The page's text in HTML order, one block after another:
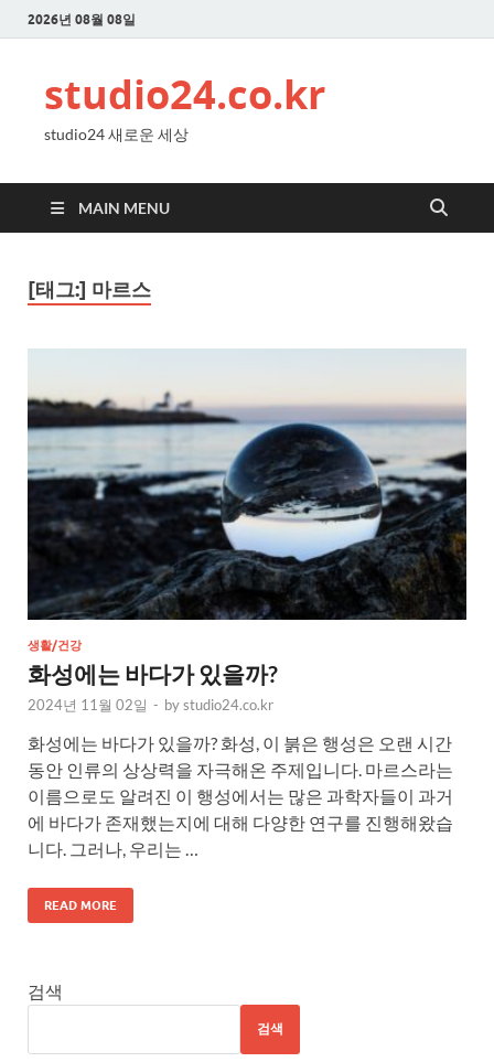
2026년 08월 08일
studio24.co.kr
studio24 새로운 세상
MAIN MENU
[태그:] 마르스
생활/건강
화성에는 바다가 있을까?
2024년 11월 02일 - bystudio24.co.kr
화성에는 바다가 있을까? 화성, 이 붉은 행성은 오랜 시간
동안 인류의 상상력을 자극해온 주제입니다. 마르스라는
이름으로도 알려진 이 행성에서는 많은 과학자들이 과거
에 바다가 존재했는지에 대해 다양한 연구를 진행해왔습
니다. 그러나, 우리는 …
READ MORE
검색
검색